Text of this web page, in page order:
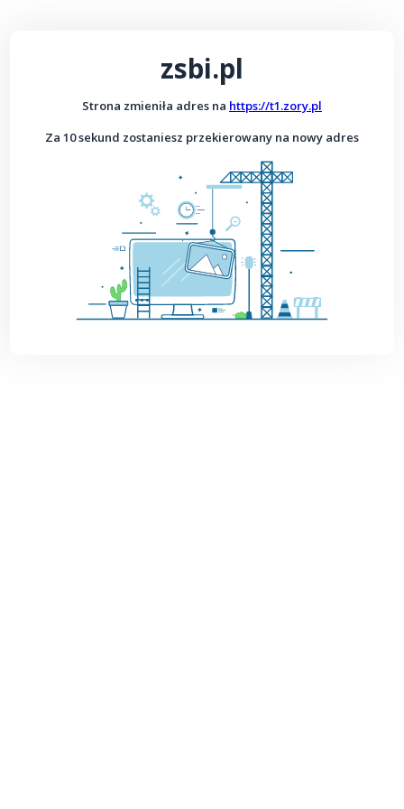
zsbi.pl
Strona zmieniła adres na https://t1.zory.pl
Za 10 sekund zostaniesz przekierowany na nowy adres